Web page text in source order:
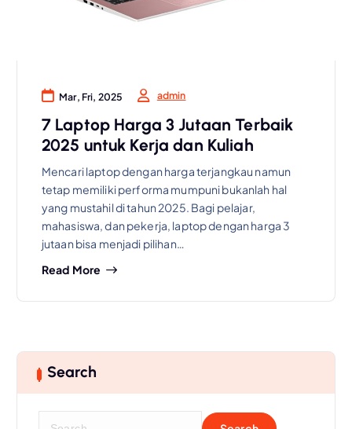
Mar, Fri, 2025 admin
7 Laptop Harga 3 Jutaan Terbaik
2025 untuk Kerja dan Kuliah
Mencari laptop dengan harga terjangkau namun
tetap memiliki performa mumpuni bukanlah hal
yang mustahil di tahun 2025. Bagi pelajar,
mahasiswa, dan pekerja, laptop dengan harga 3
jutaan bisa menjadi pilihan…
Read More
Search